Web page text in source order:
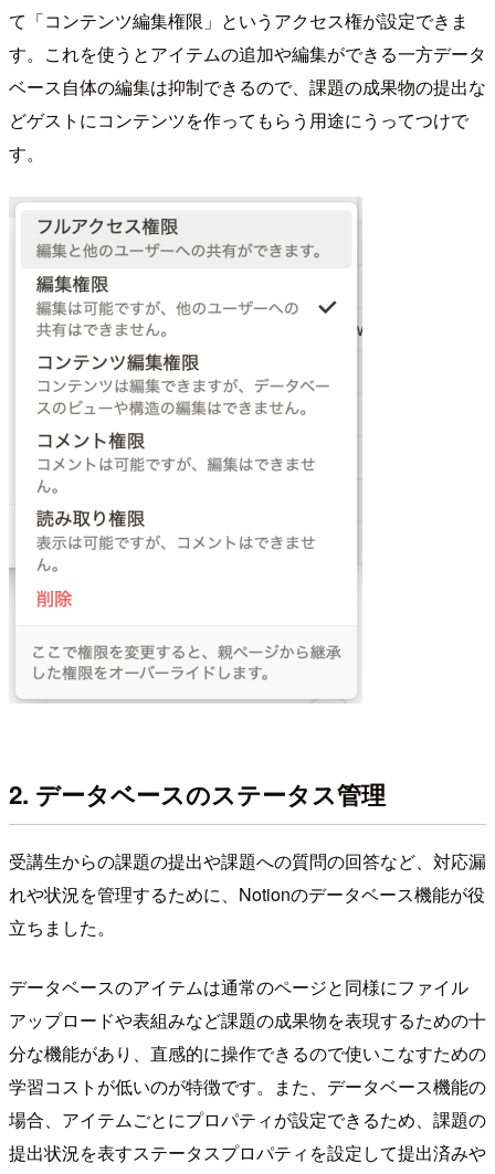
て「コンテンツ編集権限」というアクセス権が設定できま
す。これを使うとアイテムの追加や編集ができる一方データ
ベース自体の編集は抑制できるので、課題の成果物の提出な
どゲストにコンテンツを作ってもらう用途にうってつけで
す。
2. データベースのステータス管理
受講生からの課題の提出や課題への質問の回答など、対応漏
れや状況を管理するために、Notionのデータベース機能が役
立ちました。
データベースのアイテムは通常のページと同様にファイル
アップロードや表組みなど課題の成果物を表現するための十
分な機能があり、直感的に操作できるので使いこなすための
学習コストが低いのが特徴です。また、データベース機能の
場合、アイテムごとにプロパティが設定できるため、課題の
提出状況を表すステータスプロパティを設定して提出済みや